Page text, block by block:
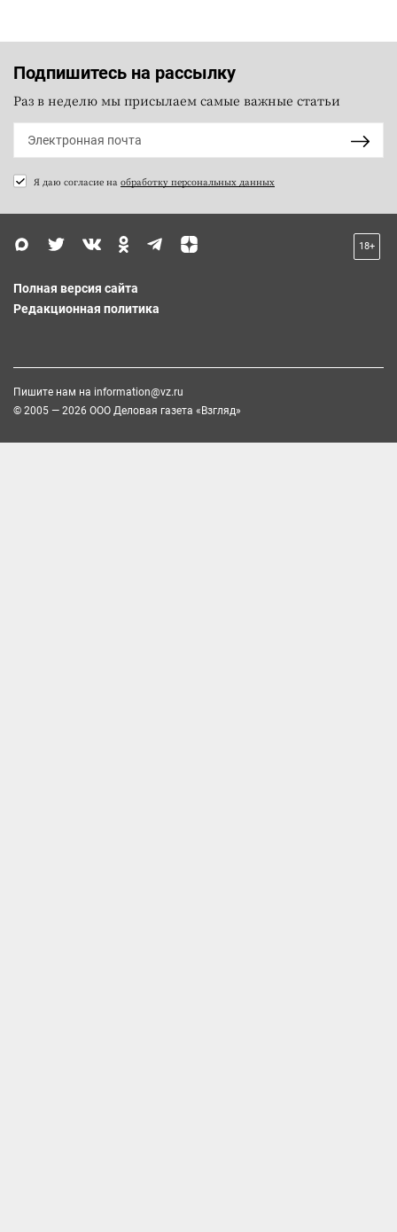
Подпишитесь на рассылку
Раз в неделю мы присылаем самые важные статьи
Я даю согласие на обработку персональных данных
18+
Полная версия сайта
Редакционная политика
Пишите нам на information@vz.ru
© 2005 — 2026 ООО Деловая газета «Взгляд»